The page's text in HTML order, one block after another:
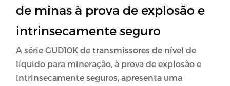
de minas à prova de explosão e
intrinsecamente seguro
A série GUD10K de transmissores de nível de
líquido para mineração, à prova de explosão e
intrinsecamente seguros, apresenta uma